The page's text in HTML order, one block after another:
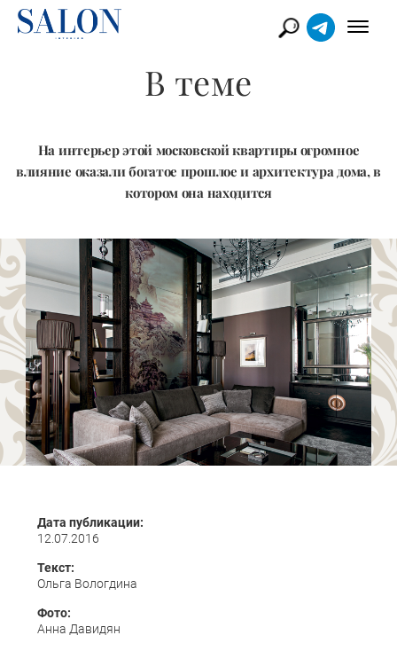
В теме
На интерьер этой московской квартиры огромное
влияние оказали богатое прошлое и архитектура дома, в
котором она находится
Дата публикации:
12.07.2016
Текст:
Ольга Вологдина
Фото:
Анна Давидян